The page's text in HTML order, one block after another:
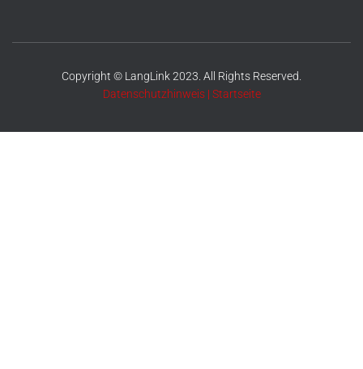
Copyright © LangLink 2023. All Rights Reserved.
Datenschutzhinweis| Startseite